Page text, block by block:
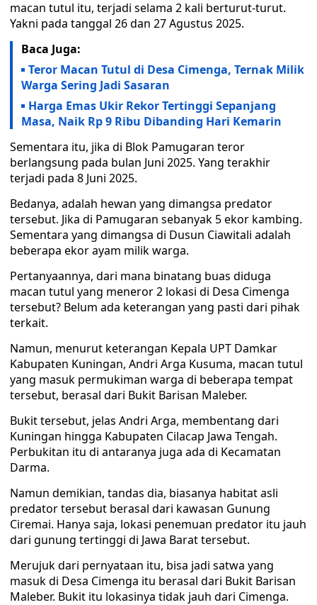
macan tutul itu, terjadi selama 2 kali berturut-turut.
Yakni pada tanggal 26 dan 27 Agustus 2025.
Baca Juga:
Teror Macan Tutul di Desa Cimenga, Ternak Milik
Warga Sering Jadi Sasaran
Harga Emas Ukir Rekor Tertinggi Sepanjang
Masa, Naik Rp 9 Ribu Dibanding Hari Kemarin
Sementara itu, jika di Blok Pamugaran teror
berlangsung pada bulan Juni 2025. Yang terakhir
terjadi pada 8 Juni 2025.
Bedanya, adalah hewan yang dimangsa predator
tersebut. Jika di Pamugaran sebanyak 5 ekor kambing.
Sementara yang dimangsa di Dusun Ciawitali adalah
beberapa ekor ayam milik warga.
Pertanyaannya, dari mana binatang buas diduga
macan tutul yang meneror 2 lokasi di Desa Cimenga
tersebut? Belum ada keterangan yang pasti dari pihak
terkait.
Namun, menurut keterangan Kepala UPT Damkar
Kabupaten Kuningan, Andri Arga Kusuma, macan tutul
yang masuk permukiman warga di beberapa tempat
tersebut, berasal dari Bukit Barisan Maleber.
Bukit tersebut, jelas Andri Arga, membentang dari
Kuningan hingga Kabupaten Cilacap Jawa Tengah.
Perbukitan itu di antaranya juga ada di Kecamatan
Darma.
Namun demikian, tandas dia, biasanya habitat asli
predator tersebut berasal dari kawasan Gunung
Ciremai. Hanya saja, lokasi penemuan predator itu jauh
dari gunung tertinggi di Jawa Barat tersebut.
Merujuk dari pernyataan itu, bisa jadi satwa yang
masuk di Desa Cimenga itu berasal dari Bukit Barisan
Maleber. Bukit itu lokasinya tidak jauh dari Cimenga.